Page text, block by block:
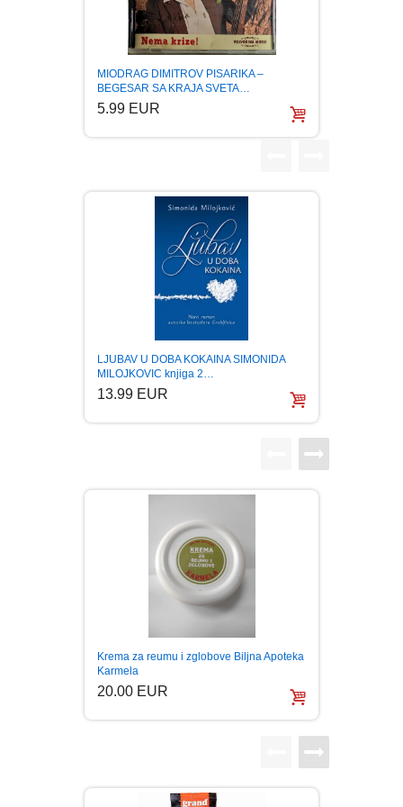
FANTASTIKA
INTERNET I RAČUNARI
KNJIGE ZA DECU
KOMEDIJA
KUVARI
MITOLOGIJA
MUZIKA
NAUČNA FANTASTIKA
NAUKA
POEZIJA
MIODRAG DIMITROV PISARIKA –
BEGESAR SA KRAJA SVETA…
5.99 EUR
LJUBAV U DOBA KOKAINA SIMONIDA
MILOJKOVIC knjiga 2…
13.99 EUR
Krema za reumu i zglobove Biljna Apoteka
Karmela
20.00 EUR